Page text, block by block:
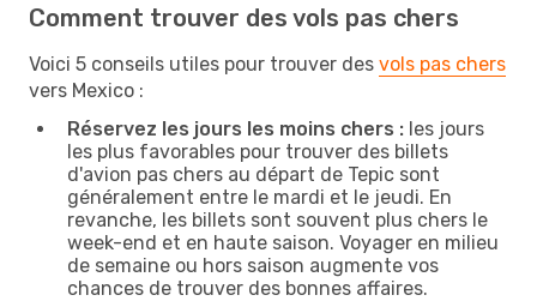
Comment trouver des vols pas chers
Voici 5 conseils utiles pour trouver des vols pas chers
vers Mexico :
Réservez les jours les moins chers : les jours
les plus favorables pour trouver des billets
d'avion pas chers au départ de Tepic sont
généralement entre le mardi et le jeudi. En
revanche, les billets sont souvent plus chers le
week-end et en haute saison. Voyager en milieu
de semaine ou hors saison augmente vos
chances de trouver des bonnes affaires.